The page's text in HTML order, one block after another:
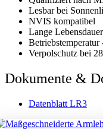
Lesbar bei
NVIS kompatibel
Lange Lebensdauer
Betriebstemperatur
Verpolschutz bei
Dokumente &
Datenblatt LR3